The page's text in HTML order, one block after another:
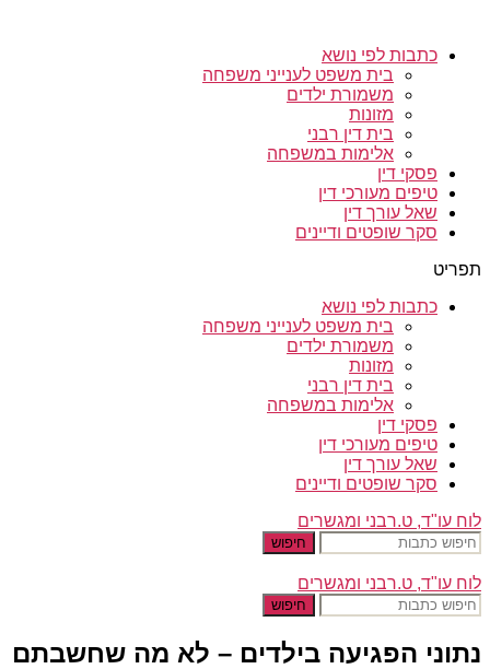
כתבות לפי נושא
בית משפט לענייני משפחה
משמורת ילדים
מזונות
בית דין רבני
אלימות במשפחה
פסקי דין
טיפים מעורכי דין
שאל עורך דין
סקר שופטים ודיינים
תפריט
כתבות לפי נושא
בית משפט לענייני משפחה
משמורת ילדים
מזונות
בית דין רבני
אלימות במשפחה
פסקי דין
טיפים מעורכי דין
שאל עורך דין
סקר שופטים ודיינים
לוח עו"ד, ט.רבני ומגשרים
חיפוש
לוח עו"ד, ט.רבני ומגשרים
חיפוש
נתוני הפגיעה בילדים – לא מה שחשבתם